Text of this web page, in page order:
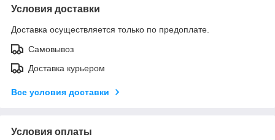
Условия доставки
Доставка осуществляется только по предоплате.
Самовывоз
Доставка курьером
Все условия доставки
Условия оплаты